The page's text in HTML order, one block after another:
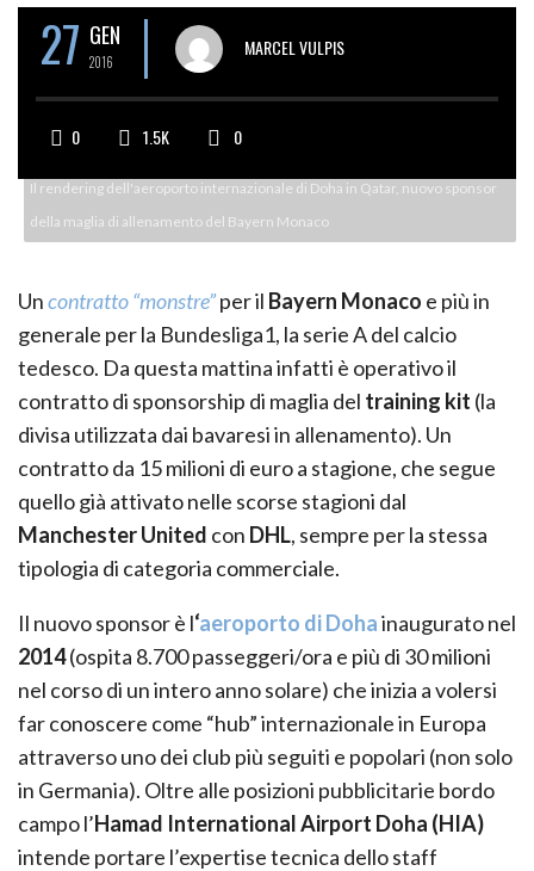
27 GEN
2016
MARCEL VULPIS
0 1.5K 0
Il rendering dell'aeroporto internazionale di Doha in Qatar, nuovo sponsor
della maglia di allenamento del Bayern Monaco
Uncontratto “monstre”per il Bayern Monaco e più in
generale per la Bundesliga1, la serie A del calcio
tedesco. Da questa mattina infatti è operativo il
contratto di sponsorship di maglia del training kit (la
divisa utilizzata dai bavaresi in allenamento). Un
contratto da 15 milioni di euro a stagione, che segue
quello già attivato nelle scorse stagioni dal
Manchester United con DHL, sempre per la stessa
tipologia di categoria commerciale.
Il nuovo sponsor è l‘aeroporto di Dohainaugurato nel
2014(ospita 8.700 passeggeri/ora e più di 30 milioni
nel corso di un intero anno solare) che inizia a volersi
far conoscere come “hub” internazionale in Europa
attraverso uno dei club più seguiti e popolari (non solo
in Germania). Oltre alle posizioni pubblicitarie bordo
campo l’Hamad International Airport Doha (HIA)
intende portare l’expertise tecnica dello staff